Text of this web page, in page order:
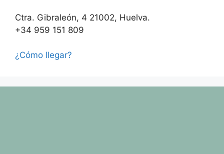
Ctra. Gibraleón, 4 21002, Huelva.
+34 959 151 809
¿Cómo llegar?